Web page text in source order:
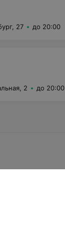
27 до 20:00
2 до 20:00